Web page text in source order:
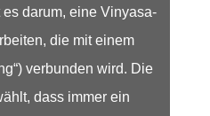
darum, eine Vinyasa-
die mit einem
verbunden wird. Die
dass immer ein